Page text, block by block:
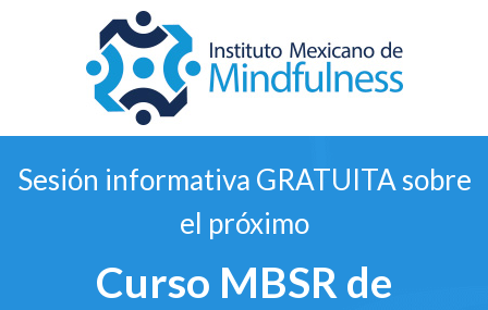
Sesión informativa GRATUITA sobre
el próximo
Curso MBSR de